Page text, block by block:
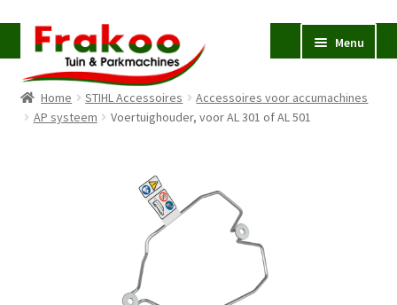
Ga
door
naar
navigatie
Ga
naar
de
inhoud
Menu
Homepage
Home STIHL Accessoires
Accessoires voor accumachines
AP systeem
Voertuighouder, voor AL 301 of AL 501